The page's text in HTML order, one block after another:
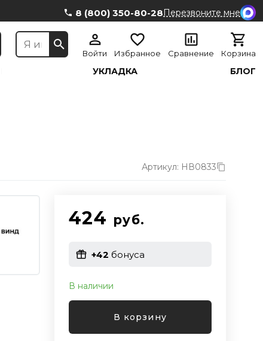
8 (800) 350-80-28Перезвоните мне
Войти Избранное Сравнение Корзина
УКЛАДКА БЛОГ
Артикул: НВ0833
424 руб.
+42 бонуса
В наличии
В корзину